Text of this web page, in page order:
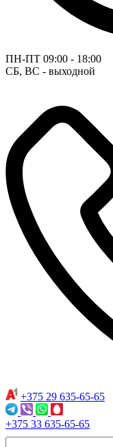
ПН-ПТ 09:00 - 18:00
СБ, ВС - выходной
+375 29 635-65-65
+375 33 635-65-65